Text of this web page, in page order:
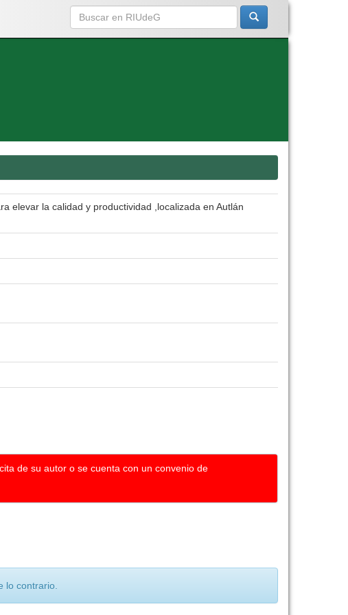
elevar la calidad y productividad ,localizada en Autlán
de su autor o se cuenta con un convenio de
lo contrario.